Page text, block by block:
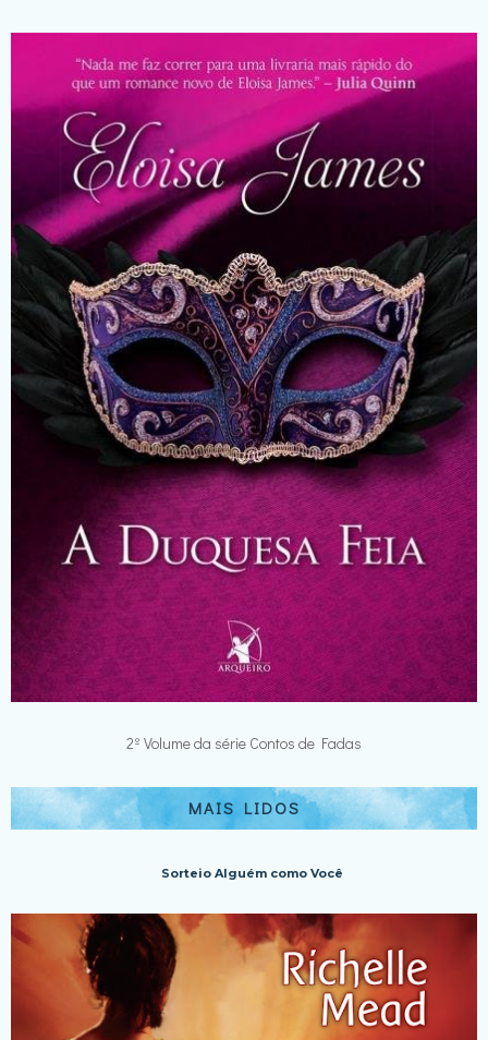
2º Volume da série Contos de Fadas
MAIS LIDOS
Sorteio Alguém como Você